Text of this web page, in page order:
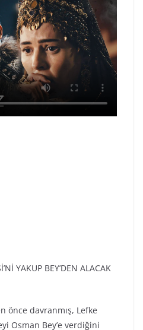
YAKUP BEY’DEN ALACAK
önce davranmış, Lefke
Osman Bey’e verdiğini